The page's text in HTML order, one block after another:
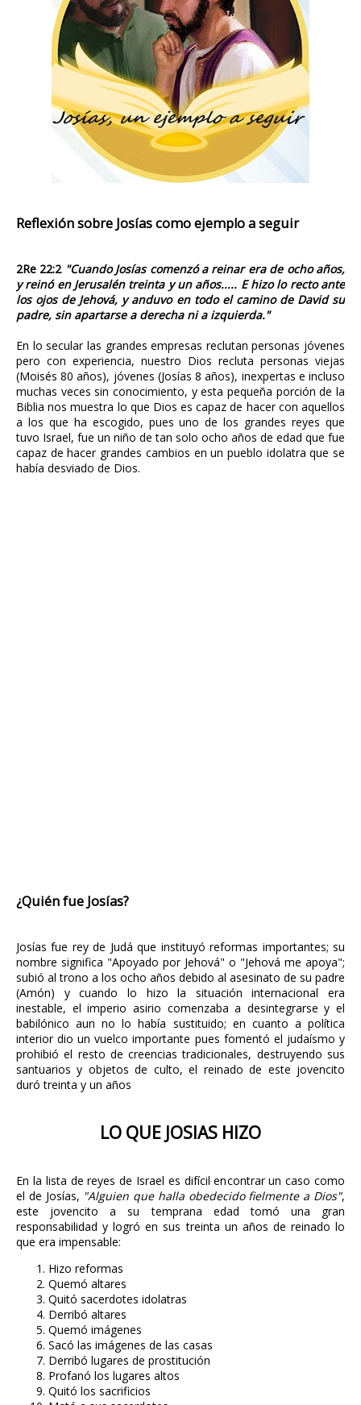
Reflexión sobre Josías como ejemplo a seguir
2Re 22:2"Cuando Josías comenzó a reinar era de ocho años,
y reinó en Jerusalén treinta y un años..... E hizo lo recto ante
los ojos de Jehová, y anduvo en todo el camino de David su
padre, sin apartarse a derecha ni a izquierda."
En lo secular las grandes empresas reclutan personas jóvenes
pero con experiencia, nuestro Dios recluta personas viejas
(Moisés 80 años), jóvenes (Josías 8 años), inexpertas e incluso
muchas veces sin conocimiento, y esta pequeña porción de la
Biblia nos muestra lo que Dios es capaz de hacer con aquellos
a los que ha escogido, pues uno de los grandes reyes que
tuvo Israel, fue un niño de tan solo ocho años de edad que fue
capaz de hacer grandes cambios en un pueblo idolatra que se
había desviado de Dios.
¿Quién fue Josías?
Josías fue rey de Judá que instituyó reformas importantes; su
nombre significa "Apoyado por Jehová" o "Jehová me apoya";
subió al trono a los ocho años debido al asesinato de su padre
(Amón) y cuando lo hizo la situación internacional era
inestable, el imperio asirio comenzaba a desintegrarse y el
babilónico aun no lo había sustituido; en cuanto a política
interior dio un vuelco importante pues fomentó el judaísmo y
prohibió el resto de creencias tradicionales, destruyendo sus
santuarios y objetos de culto, el reinado de este jovencito
duró treinta y un años
LO QUE JOSIAS HIZO
En la lista de reyes de Israel es difícil encontrar un caso como
el de Josías, "Alguien que halla obedecido fielmente a Dios",
este jovencito a su temprana edad tomó una gran
responsabilidad y logró en sus treinta un años de reinado lo
que era impensable:
Hizo reformas
Quemó altares
Quitó sacerdotes idolatras
Derribó altares
Quemó imágenes
Sacó las imágenes de las casas
Derribó lugares de prostitución
Profanó los lugares altos
Quitó los sacrificios